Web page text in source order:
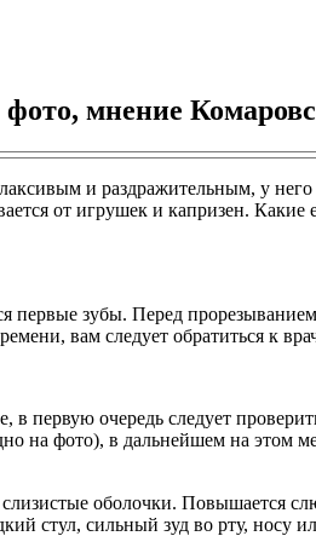
мнение
и раздражительным, у
от игрушек и капризен.
первые зубы. Перед
вам следует обратиться к
первую очередь следует
на фото), в дальнейшем на этом
оболочки. Повышается
стул, сильный зуд во рту, носу